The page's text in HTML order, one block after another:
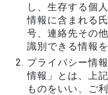
し、生存する個
情報に含まれる
号、連絡先その
識別できる情報を
プライバシー情
情報」とは、上
ものをいい、ご